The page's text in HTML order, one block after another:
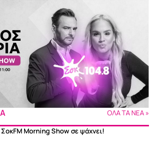
ΟΛΑ ΤΑ ΝΕΑ »
Morning Show σε ψάχνει!